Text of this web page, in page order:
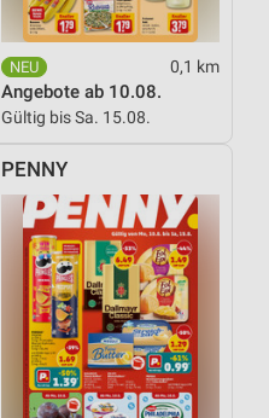
0,1 km
Angebote ab 10.08.
Gültig bis Sa. 15.08.
PENNY